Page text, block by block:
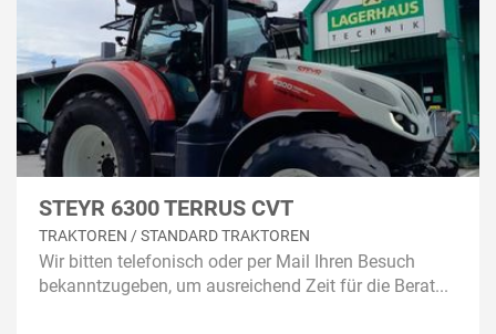
STEYR 6300 TERRUS CVT
TRAKTOREN / STANDARD TRAKTOREN
Wir bitten telefonisch oder per Mail Ihren Besuch
bekanntzugeben, um ausreichend Zeit für die Berat...